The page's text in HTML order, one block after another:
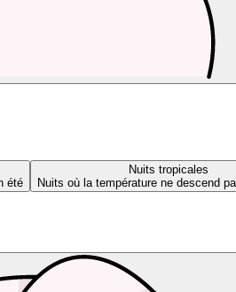
été
Nuits tropicales
Nuits où la température ne descend